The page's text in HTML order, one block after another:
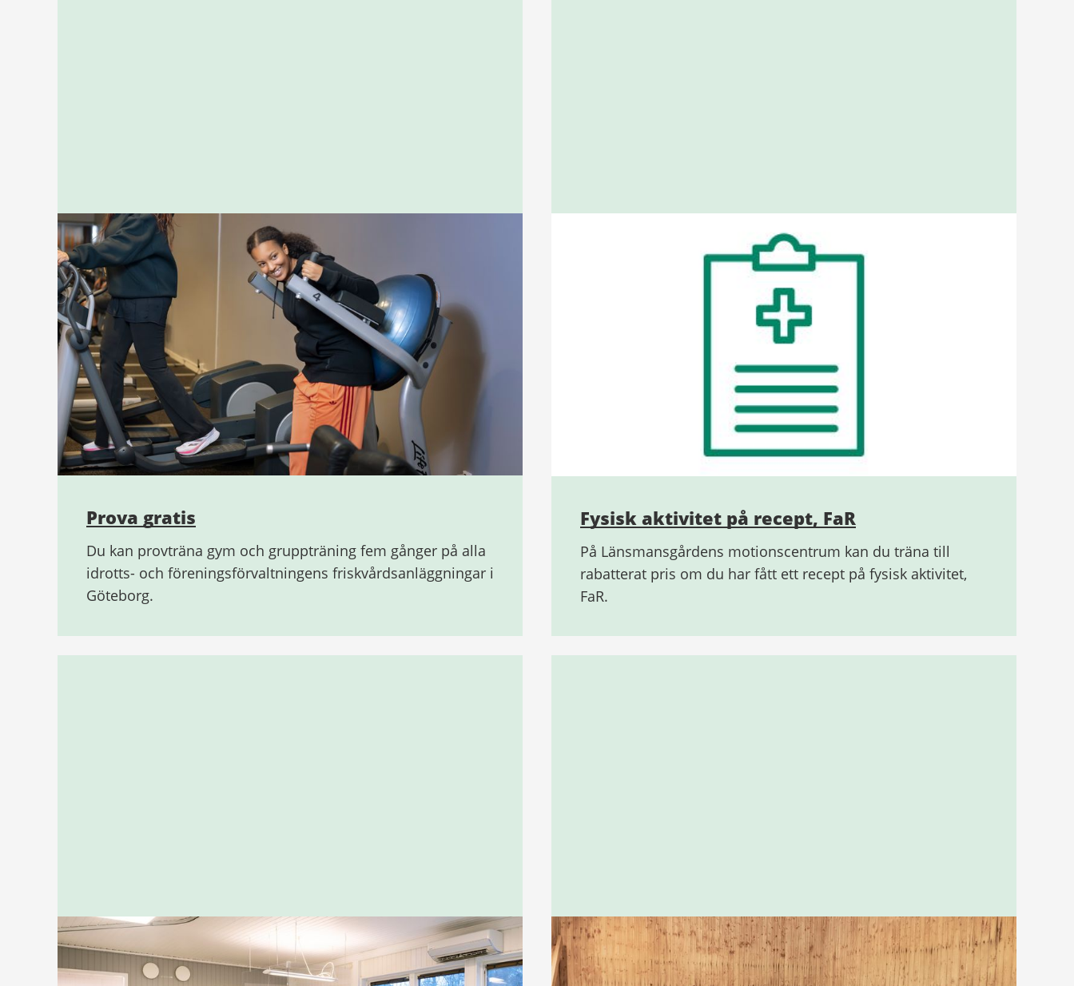
Prova gratis
Du kan provträna gym och gruppträning fem gånger på alla
idrotts- och föreningsförvaltningens friskvårdsanläggningar i
Göteborg.
Fysisk aktivitet på recept, FaR
På Länsmansgårdens motionscentrum kan du träna till
rabatterat pris om du har fått ett recept på fysisk aktivitet,
FaR.